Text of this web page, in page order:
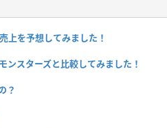
上を予想してみました！
ンスターズと比較してみました！
？